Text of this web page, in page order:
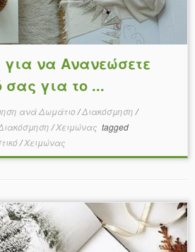
για να Ανανεώσετε
σας για το ...
ανά Δωμάτιο /Διακόσμηση /
/Χειμώνας tagged
/Χειμώνας